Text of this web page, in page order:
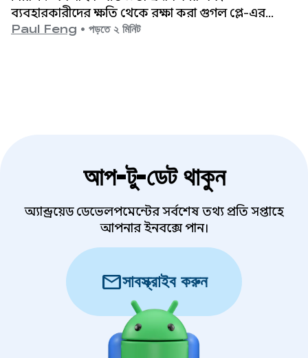
ব্যবহারকারীদের ক্ষতি থেকে রক্ষা করা গুগল প্লে-এর
সর্বোচ্চ অগ্রাধিকার।
Paul Feng • পড়তে ২ মিনিট
আপ-টু-ডেট থাকুন
অ্যান্ড্রয়েড ডেভেলপমেন্টের সর্বশেষ তথ্য প্রতি সপ্তাহে
আপনার ইনবক্সে পান।
mailসাবস্ক্রাইব করুন